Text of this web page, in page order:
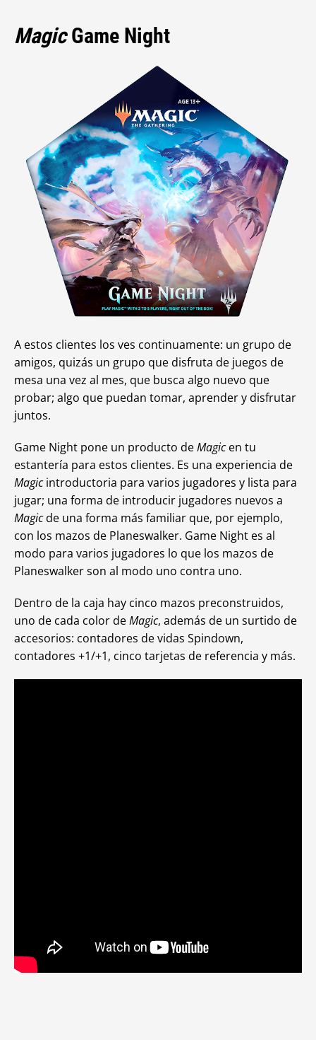
MagicGame Night
A estos clientes los ves continuamente: un grupo de
amigos, quizás un grupo que disfruta de juegos de
mesa una vez al mes, que busca algo nuevo que
probar; algo que puedan tomar, aprender y disfrutar
juntos.
Game Night pone un producto deMagicen tu
estantería para estos clientes. Es una experiencia de
Magicintroductoria para varios jugadores y lista para
jugar; una forma de introducir jugadores nuevos a
Magicde una forma más familiar que, por ejemplo,
con los mazos de Planeswalker. Game Night es al
modo para varios jugadores lo que los mazos de
Planeswalker son al modo uno contra uno.
Dentro de la caja hay cinco mazos preconstruidos,
uno de cada color deMagic, además de un surtido de
accesorios: contadores de vidas Spindown,
contadores +1/+1, cinco tarjetas de referencia y más.